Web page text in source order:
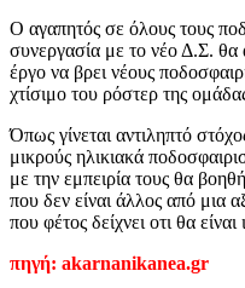
Ο αγαπητός σε όλους τους
συνεργασία με το νέο Δ.Σ. θα
έργο να βρει νέους
χτίσιμο του ρόστερ της
Όπως γίνεται αντιληπτό
μικρούς ηλικιακά
με την εμπειρία τους θα
που δεν είναι άλλος από μια
που φέτος δείχνει οτι θα
πηγή: akarnanikanea.gr